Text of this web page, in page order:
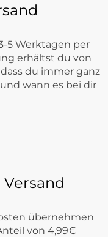
5 Werktagen per
erhältst du von
du immer ganz
wann es bei dir
übernehmen
von 4,99€